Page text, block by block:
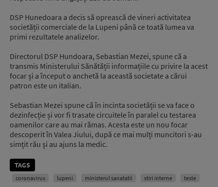
DSP Hunedoara a decis să oprească de vineri activitatea
societății comerciale de la Lupeni până ce toată lumea va
primi rezultatele analizelor.
Directorul DSP Hundoara, Sebastian Mezei, spune că a
transmis Ministerului Sănătății informațiile cu privire la acest
focar și a început o anchetă la această societate a cărui
patron este un italian.
Sebastian Mezei spune că în incinta societății se va face o
dezinfecție și vor fi trasate circuitele în paralel cu testarea
oamenilor care au mai rămas. Acesta este un nou focar
descoperit în Valea Jiului, după ce mai mulți muncitori s-au
simțit rău și au ajuns la medic.
TAGS
coronavirus lupeni ministerul sanatatii stiri interne
teste